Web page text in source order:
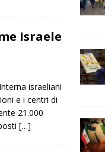
Israele
israeliani
e i centri di
21.000
[…]